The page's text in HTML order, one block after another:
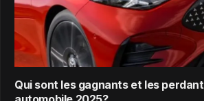
Qui sont les gagnants et les